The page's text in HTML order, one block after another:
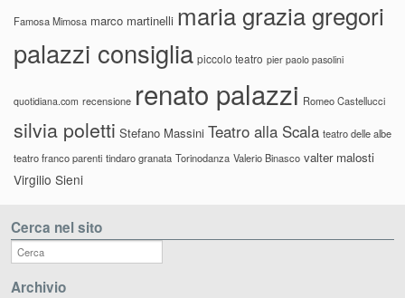
Famosa Mimosa marco martinelli maria grazia gregori
palazzi consiglia piccolo teatro pier paolo pasolini
quotidiana.com recensione renato palazzi Romeo Castellucci
silvia poletti Stefano Massini Teatro alla Scala teatro delle albe
teatro franco parenti tindaro granata Torinodanza Valerio Binasco valter malosti
Virgilio Sieni
Cerca nel sito
Archivio